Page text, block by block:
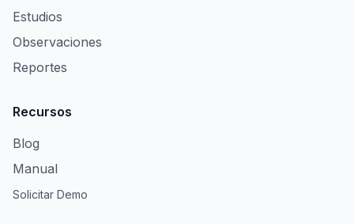
Estudios
Observaciones
Reportes
Recursos
Blog
Manual
Solicitar Demo